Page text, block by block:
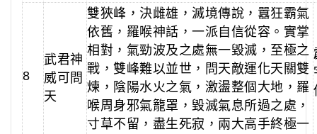
8
武君神
威可問
天
雙狹峰，決雌雄，滅境傳說，囂狂霸氣
依舊，羅喉神話，一派自信從容。實掌
相對，氣勁波及之處無一毀滅，至極之
戰，雙峰難以並世，問天敵運化天關雙
煉，陰陽水火之氣，激盪整個大地，羅
喉周身邪氣籠罩，毀滅氣息所過之處，
寸草不留，盡生死寂，兩大高手終極一